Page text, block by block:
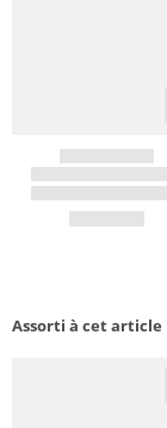
Assorti à cet article